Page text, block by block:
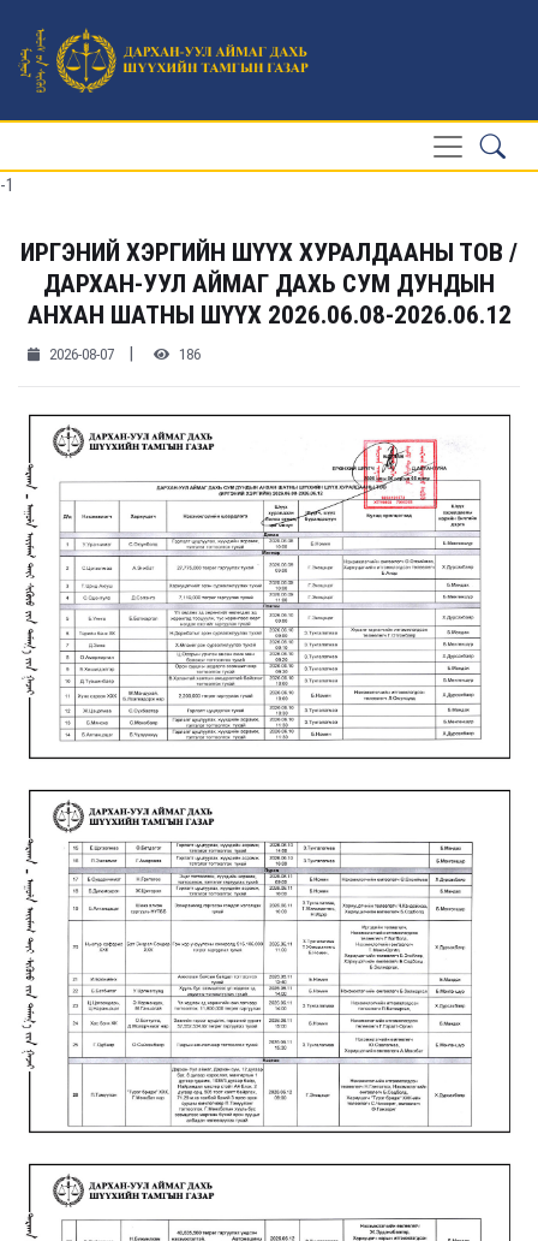
-1
ИРГЭНИЙ ХЭРГИЙН ШҮҮХ ХУРАЛДААНЫ ТОВ /
ДАРХАН-УУЛ АЙМАГ ДАХЬ СУМ ДУНДЫН
АНХАН ШАТНЫ ШҮҮХ 2026.06.08-2026.06.12
2026-08-07 | 186